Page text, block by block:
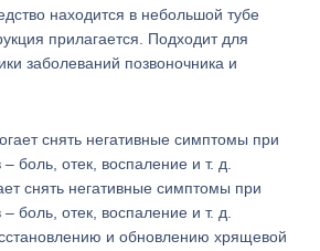
находится в небольшой тубе
прилагается. Подходит для
заболеваний позвоночника и
снять негативные симптомы при
боль, отек, воспаление и т. д.
и обновлению хрящевой